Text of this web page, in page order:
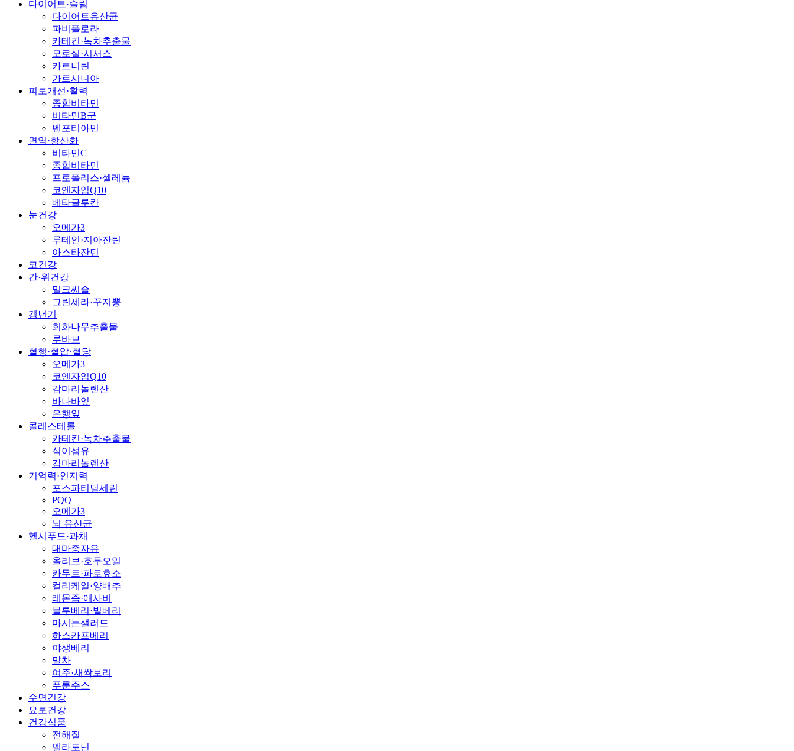
다이어트·슬림
다이어트유산균
파비플로라
카테킨·녹차추출물
모로실·시서스
카르니틴
가르시니아
피로개선·활력
종합비타민
비타민B군
벤포티아민
면역·항산화
비타민C
종합비타민
프로폴리스·셀레늄
코엔자임Q10
베타글루칸
눈건강
오메가3
루테인·지아잔틴
아스타잔틴
코건강
간·위건강
밀크씨슬
그린세라·꾸지뽕
갱년기
회화나무추출물
루바브
혈행·혈압·혈당
오메가3
코엔자임Q10
감마리놀렌산
바나바잎
은행잎
콜레스테롤
카테킨·녹차추출물
식이섬유
감마리놀렌산
기억력·인지력
포스파티딜세린
PQQ
오메가3
뇌 유산균
헬시푸드·과채
대마종자유
올리브·호두오일
카무트·파로효소
컬리케일·양배추
레몬즙·애사비
블루베리·빌베리
마시는샐러드
하스카프베리
야생베리
말차
여주·새싹보리
푸룬주스
수면건강
요로건강
건강식품
전해질
멜라토닌